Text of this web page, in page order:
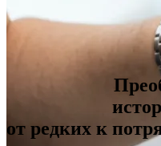
от редких к